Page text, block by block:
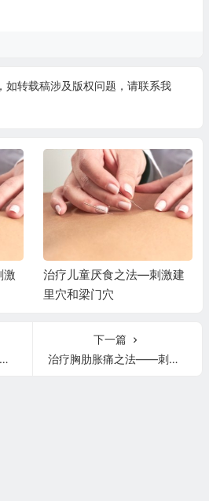
如转载稿涉及版权问题，请联系我
激
治疗儿童厌食之法—刺激建
里穴和梁门穴
下一篇
治疗胸肋胀痛之法——刺激屋翳穴